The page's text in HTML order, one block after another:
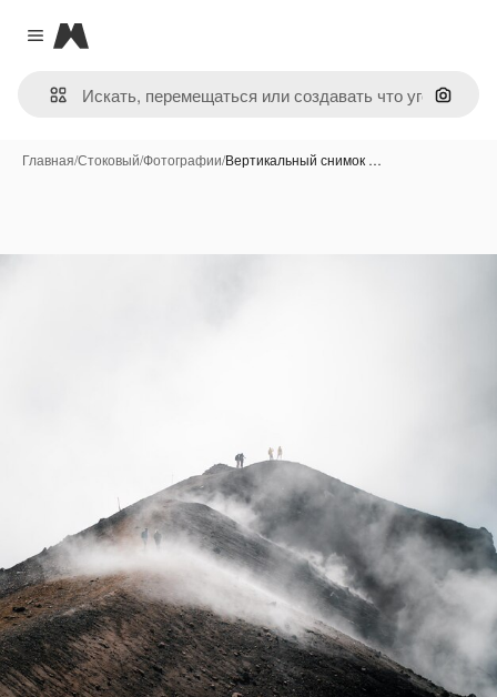
Close menu
Magnific
Поиск
Главная/Стоковый/Фотографии/Вертикальный снимок …